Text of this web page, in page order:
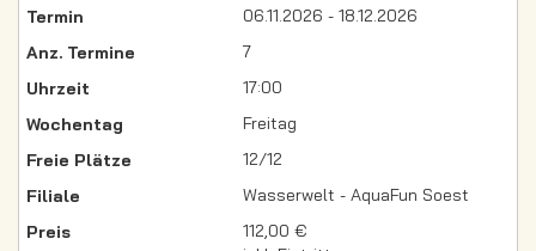
06.11.2026 - 18.12.2026
7
17:00
Freitag
12/12
Wasserwelt - AquaFun Soest
112,00 €